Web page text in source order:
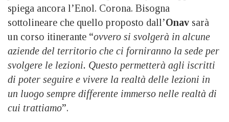
spiega ancora l’Enol. Corona. Bisogna
sottolineare che quello proposto dall’Onav sarà
un corso itinerante “ovvero si svolgerà in alcune
aziende del territorio che ci forniranno la sede per
svolgere le lezioni. Questo permetterà agli iscritti
di poter seguire e vivere la realtà delle lezioni in
un luogo sempre differente immerso nelle realtà di
cui trattiamo”.